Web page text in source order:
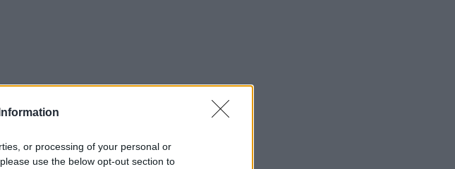
or processing of your personal or
use the below opt-out section to